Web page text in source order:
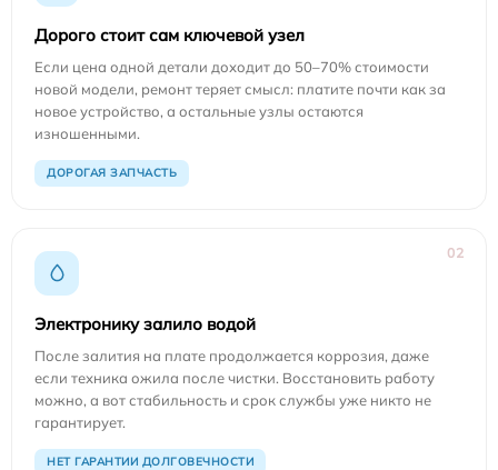
Дорого стоит сам ключевой узел
Если цена одной детали доходит до 50–70% стоимости
новой модели, ремонт теряет смысл: платите почти как за
новое устройство, а остальные узлы остаются
изношенными.
ДОРОГАЯ ЗАПЧАСТЬ
02
Электронику залило водой
После залития на плате продолжается коррозия, даже
если техника ожила после чистки. Восстановить работу
можно, а вот стабильность и срок службы уже никто не
гарантирует.
НЕТ ГАРАНТИИ ДОЛГОВЕЧНОСТИ